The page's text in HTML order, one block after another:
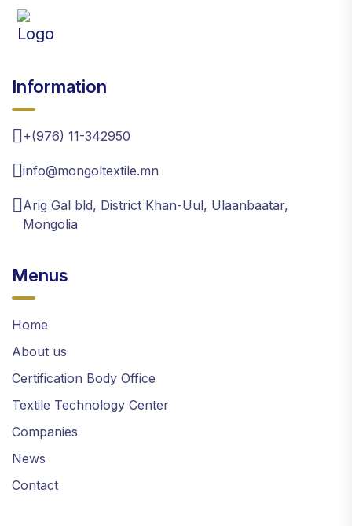
Information
+(976) 11-342950
info@mongoltextile.mn
Arig Gal bld, District Khan-Uul, Ulaanbaatar,
Mongolia
Menus
Home
About us
Certification Body Office
Textile Technology Center
Companies
News
Contact